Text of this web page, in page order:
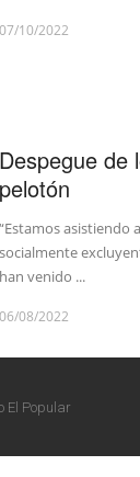
07/10/2022
Despegue de
pelotón
“Estamos asistiendo
socialmente
han venido ...
06/08/2022
El Popular